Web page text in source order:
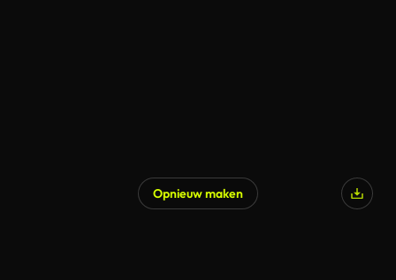
Opnieuw maken